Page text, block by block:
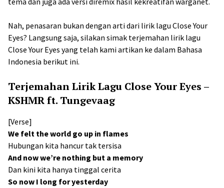
Nah, penasaran bukan dengan arti dari lirik lagu Close Your
Eyes? Langsung saja, silakan simak terjemahan lirik lagu
Close Your Eyes yang telah kami artikan ke dalam Bahasa
Indonesia berikut ini.
Terjemahan Lirik Lagu Close Your Eyes –
KSHMR ft. Tungevaag
[Verse]
We felt the world go up in flames
Hubungan kita hancur tak tersisa
And now we’re nothing but a memory
Dan kini kita hanya tinggal cerita
So now I long for yesterday